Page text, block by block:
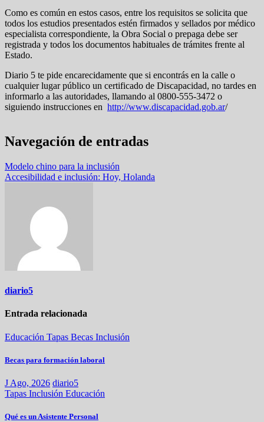
Como es común en estos casos, entre los requisitos se solicita que
todos los estudios presentados estén firmados y sellados por médico
especialista correspondiente, la Obra Social o prepaga debe ser
registrada y todos los documentos habituales de trámites frente al
Estado.
Diario 5 te pide encarecidamente que si encontrás en la calle o
cualquier lugar público un certificado de Discapacidad, no tardes en
informarlo a las autoridades, llamando al 0800-555-3472 o
siguiendo instrucciones en http://www.discapacidad.gob.ar/
Navegación de entradas
Modelo chino para la inclusión
Accesibilidad e inclusión: Hoy, Holanda
diario5
Entrada relacionada
Educación Tapas Becas Inclusión
Becas para formación laboral
J Ago, 2026 diario5
Tapas Inclusión Educación
Qué es un Asistente Personal